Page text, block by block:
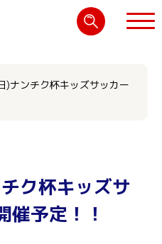
ナンチク杯キッズサッカー
ク杯キッズサ
催予定！！